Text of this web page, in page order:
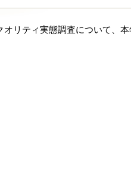
リティ実態調査について、